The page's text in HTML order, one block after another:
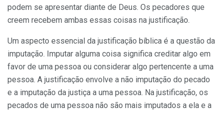
podem se apresentar diante de Deus. Os pecadores que
creem recebem ambas essas coisas na justificação.
Um aspecto essencial da justificação bíblica é a questão da
imputação. Imputar alguma coisa significa creditar algo em
favor de uma pessoa ou considerar algo pertencente a uma
pessoa. A justificação envolve a não imputação do pecado
e a imputação da justiça a uma pessoa. Na justificação, os
pecados de uma pessoa não são mais imputados a ela e a